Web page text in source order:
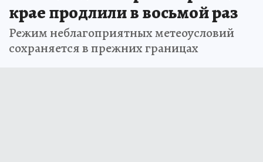
крае продлили в восьмой раз
Режим неблагоприятных метеоусловий
сохраняется в прежних границах